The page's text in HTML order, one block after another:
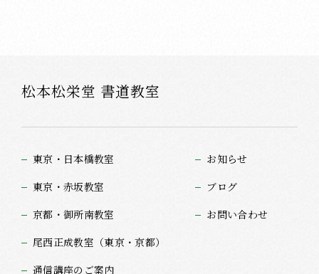
松本松栄堂 書道教室
東京・日本橋教室
東京・赤坂教室
京都・御所南教室
尾西正成教室（東京・京都）
通信講座のご案内
お知らせ
ブログ
お問い合わせ